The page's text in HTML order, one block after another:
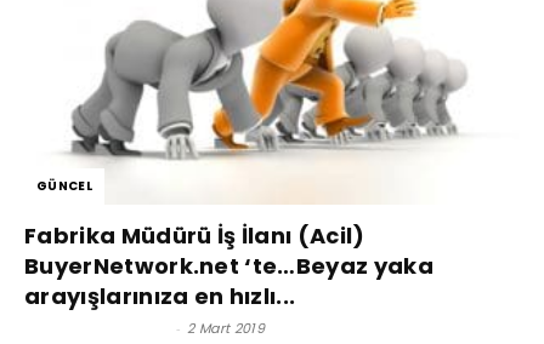
GÜNCEL
Fabrika Müdürü İş İlanı (Acil)
BuyerNetwork.net ‘te…Beyaz yaka
arayışlarınıza en hızlı...
- 2 Mart 2019